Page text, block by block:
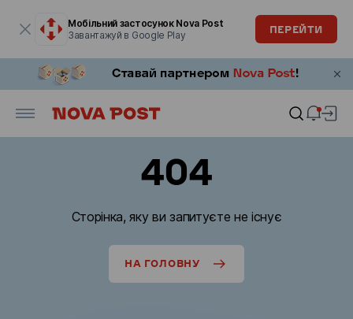
Мобільний застосунок Nova Post
Завантажуй в Google Play
ПЕРЕЙТИ
404
Сторінка, яку ви запитуєте не існує
НА ГОЛОВНУ